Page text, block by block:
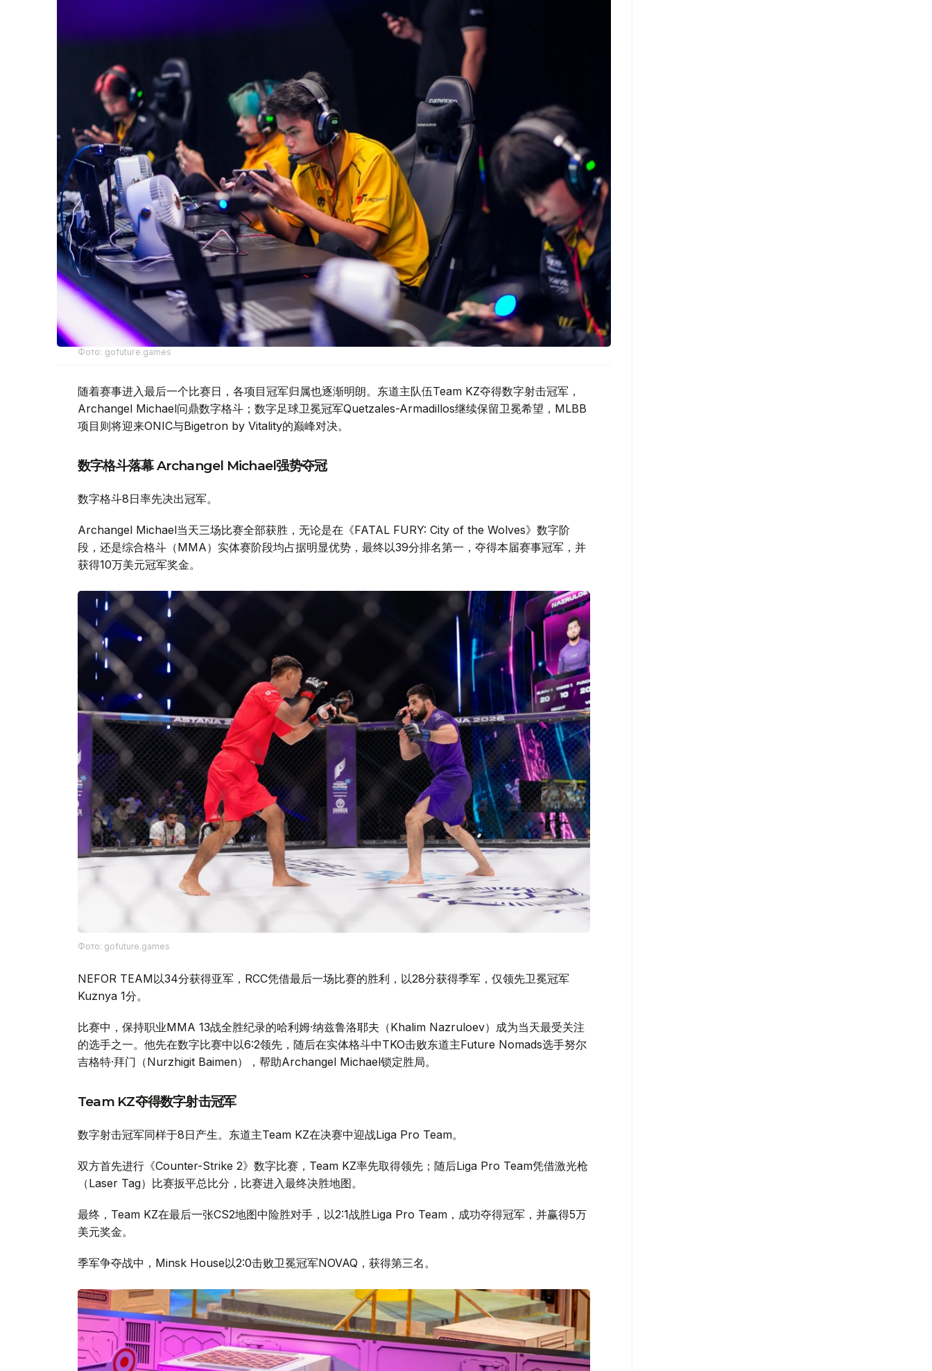
Фото: gofuture.games
随着赛事进入最后一个比赛日，各项目冠军归属也逐渐明朗。东道主队伍Team KZ夺得数字射击冠军，
Archangel Michael问鼎数字格斗；数字足球卫冕冠军Quetzales-Armadillos继续保留卫冕希望，MLBB
项目则将迎来ONIC与Bigetron by Vitality的巅峰对决。
数字格斗落幕 Archangel Michael强势夺冠
数字格斗8日率先决出冠军。
Archangel Michael当天三场比赛全部获胜，无论是在《FATAL FURY: City of the Wolves》数字阶
段，还是综合格斗（MMA）实体赛阶段均占据明显优势，最终以39分排名第一，夺得本届赛事冠军，并
获得10万美元冠军奖金。
Фото: gofuture.games
NEFOR TEAM以34分获得亚军，RCC凭借最后一场比赛的胜利，以28分获得季军，仅领先卫冕冠军
Kuznya 1分。
比赛中，保持职业MMA 13战全胜纪录的哈利姆·纳兹鲁洛耶夫（Khalim Nazruloev）成为当天最受关注
的选手之一。他先在数字比赛中以6:2领先，随后在实体格斗中TKO击败东道主Future Nomads选手努尔
吉格特·拜门（Nurzhigit Baimen），帮助Archangel Michael锁定胜局。
Team KZ夺得数字射击冠军
数字射击冠军同样于8日产生。东道主Team KZ在决赛中迎战Liga Pro Team。
双方首先进行《Counter-Strike 2》数字比赛，Team KZ率先取得领先；随后Liga Pro Team凭借激光枪
（Laser Tag）比赛扳平总比分，比赛进入最终决胜地图。
最终，Team KZ在最后一张CS2地图中险胜对手，以2:1战胜Liga Pro Team，成功夺得冠军，并赢得5万
美元奖金。
季军争夺战中，Minsk House以2:0击败卫冕冠军NOVAQ，获得第三名。